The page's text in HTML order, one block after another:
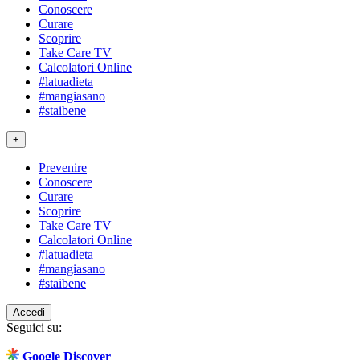
Conoscere
Curare
Scoprire
Take Care TV
Calcolatori Online
#latuadieta
#mangiasano
#staibene
+
Prevenire
Conoscere
Curare
Scoprire
Take Care TV
Calcolatori Online
#latuadieta
#mangiasano
#staibene
Accedi
Seguici su:
Google Discover